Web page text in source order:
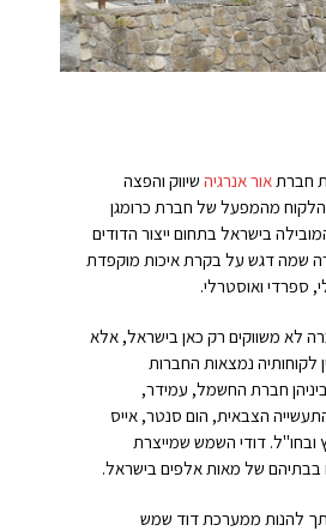
חברתאור אנרגיה שיווק והפצה
מהמפעל של חברת כרומגן
בישראל בתחום ייצור הדודים
שמה דגש על בקרת איכות מוקפדת
ספרדי ואוסטרלי.
לא משווקים רק כאן בישראל, אלא
לקוחותיה נמצאות החברות
חברת החשמל, עמידר,
הצבאית, הום סנטר, אייס
ובחו"ל. דודי השמש שמייצרת
בבתיהם של מאות אלפים בישראל.
להנות ממערכת דוד שמש